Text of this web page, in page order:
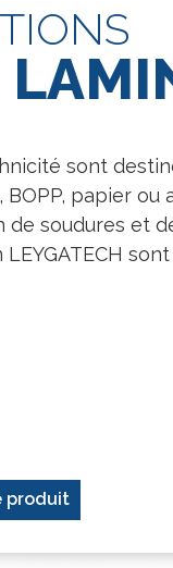
sont
papier ou
de soudures et
produit